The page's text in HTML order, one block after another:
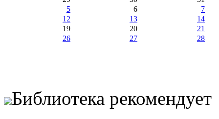
5
6
7
12
13
14
19
20
21
26
27 28
Библиотека рекомендует